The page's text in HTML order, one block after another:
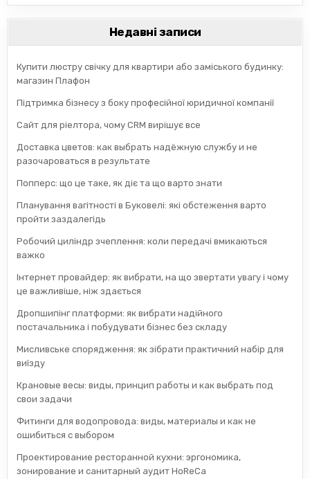
Недавні записи
Купити люстру свічку для квартири або заміського будинку:
магазин Плафон
Підтримка бізнесу з боку професійної юридичної компанії
Сайт для ріелтора, чому CRM вирішує все
Доставка цветов: как выбрать надёжную службу и не
разочароваться в результате
Попперс: що це таке, як діє та що варто знати
Планування вагітності в Буковелі: які обстеження варто
пройти заздалегідь
Робочий циліндр зчеплення: коли передачі вмикаються
важко
Інтернет провайдер: як вибрати, на що звертати увагу і чому
це важливіше, ніж здається
Дропшипінг платформи: як вибрати надійного
постачальника і побудувати бізнес без складу
Мисливське спорядження: як зібрати практичний набір для
виїзду
Крановые весы: виды, принцип работы и как выбрать под
свои задачи
Фитинги для водопровода: виды, материалы и как не
ошибиться с выбором
Проектирование ресторанной кухни: эргономика,
зонирование и санитарный аудит HoReCa